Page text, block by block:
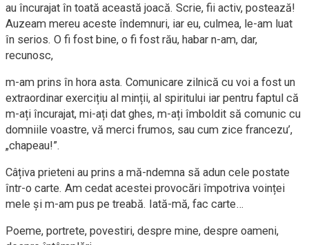
au încurajat în toată această joacă. Scrie, fii activ, postează!
Auzeam mereu aceste îndemnuri, iar eu, culmea, le-am luat
în serios. O fi fost bine, o fi fost rău, habar n-am, dar,
recunosc,
m-am prins în hora asta. Comunicare zilnică cu voi a fost un
extraordinar exercițiu al minții, al spiritului iar pentru faptul că
m-ați încurajat, mi-ați dat ghes, m-ați îmboldit să comunic cu
domniile voastre, vă merci frumos, sau cum zice francezu’,
„chapeau!”.
Câțiva prieteni au prins a mă-ndemna să adun cele postate
într-o carte. Am cedat acestei provocări împotriva voinței
mele și m-am pus pe treabă. Iată-mă, fac carte…
Poeme, portrete, povestiri, despre mine, despre oameni,